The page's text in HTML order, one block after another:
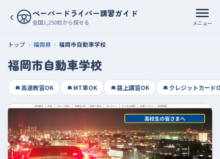
‹ ペーパードライバー講習ガイド
全国1,250校から探せる メニュー
トップ 福岡県 福岡市自動車学校
福岡市自動車学校
高速教習OK MT車OK 路上講習OK クレジットカード